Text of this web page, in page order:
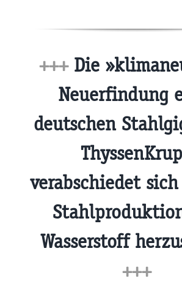
+++Die
Neuerfindung
deutschen
verabschiedet
Wasserstoff
+++